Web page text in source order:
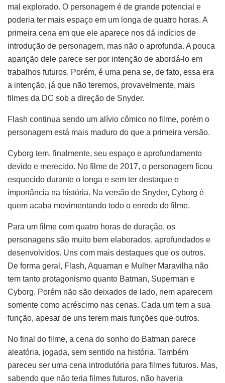
mal explorado. O personagem é de grande potencial e
poderia ter mais espaço em um longa de quatro horas. A
primeira cena em que ele aparece nos dá indícios de
introdução de personagem, mas não o aprofunda. A pouca
aparição dele parece ser por intenção de abordá-lo em
trabalhos futuros. Porém, é uma pena se, de fato, essa era
a intenção, já que não teremos, provavelmente, mais
filmes da DC sob a direção de Snyder.
Flash continua sendo um alívio cômico no filme, porém o
personagem está mais maduro do que a primeira versão.
Cyborg tem, finalmente, seu espaço e aprofundamento
devido e merecido. No filme de 2017, o personagem ficou
esquecido durante o longa e sem ter destaque e
importância na história. Na versão de Snyder, Cyborg é
quem acaba movimentando todo o enredo do filme.
Para um filme com quatro horas de duração, os
personagens são muito bem elaborados, aprofundados e
desenvolvidos. Uns com mais destaques que os outros.
De forma geral, Flash, Aquaman e Mulher Maravilha não
tem tanto protagonismo quanto Batman, Superman e
Cyborg. Porém não são deixados de lado, nem aparecem
somente como acréscimo nas cenas. Cada um tem a sua
função, apesar de uns terem mais funções que outros.
No final do filme, a cena do sonho do Batman parece
aleatória, jogada, sem sentido na história. Também
pareceu ser uma cena introdutória para filmes futuros. Mas,
sabendo que não teria filmes futuros, não haveria